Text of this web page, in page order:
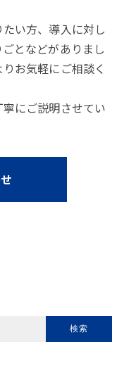
い方、導入に対し
となどがありまし
お気軽にご相談く
にご説明させてい